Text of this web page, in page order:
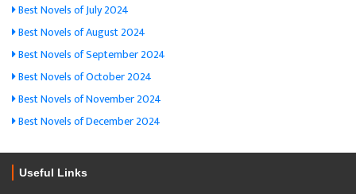
Best Novels of July 2024
Best Novels of August 2024
Best Novels of September 2024
Best Novels of October 2024
Best Novels of November 2024
Best Novels of December 2024
Useful Links